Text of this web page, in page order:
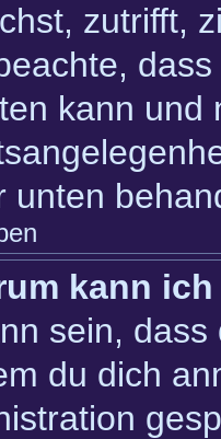
zutrifft,
kann und
unten
kann
sein,
du dich